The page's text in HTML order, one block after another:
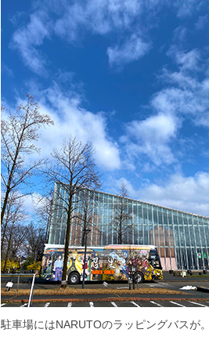
駐車場にはNARUTOのラッピングバスが